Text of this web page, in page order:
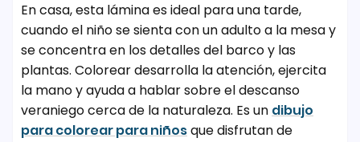
En casa, esta lámina es ideal para una tarde,
cuando el niño se sienta con un adulto a la mesa y
se concentra en los detalles del barco y las
plantas. Colorear desarrolla la atención, ejercita
la mano y ayuda a hablar sobre el descanso
veraniego cerca de la naturaleza. Es un dibujo
para colorear para niñosque disfrutan de